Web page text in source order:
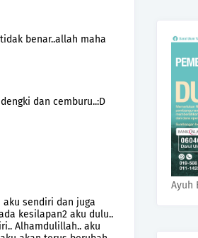
benar..allah maha
dan cemburu..:D
sendiri dan juga
kesilapan2 aku dulu..
Alhamdulillah.. aku
Ayuh